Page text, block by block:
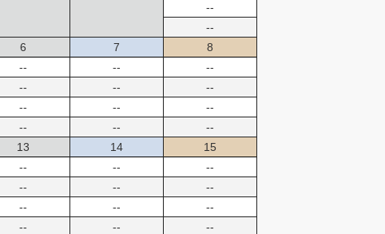
--
--
6
--
--
--
--
7
--
--
--
--
8
--
--
--
--
13
--
--
--
--
14
--
--
--
--
15
--
--
--
--